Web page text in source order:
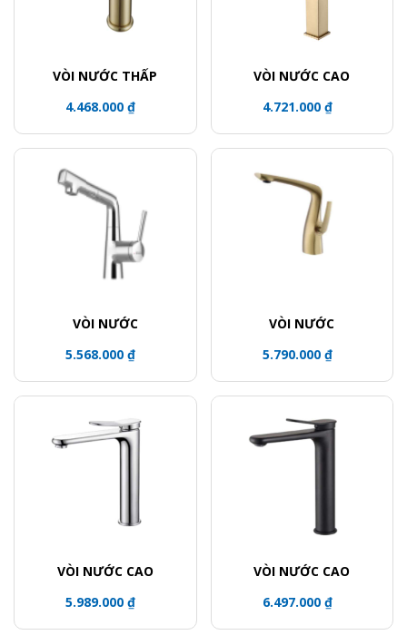
VÒI NƯỚC THẤP
4.468.000 ₫
VÒI NƯỚC CAO
4.721.000 ₫
VÒI NƯỚC
5.568.000 ₫
VÒI NƯỚC
5.790.000 ₫
VÒI NƯỚC CAO
5.989.000 ₫
VÒI NƯỚC CAO
6.497.000 ₫